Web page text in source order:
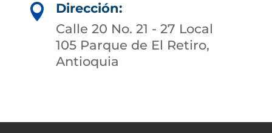

Dirección:
Calle 20 No. 21 - 27 Local
105 Parque de El Retiro,
Antioquia